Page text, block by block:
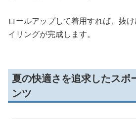
ロールアップして着用すれば、抜
イリングが完成します。
夏の快適さを追求したスポ
ンツ